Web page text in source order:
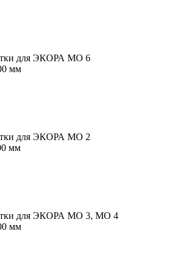
для ЭКОРА МО 6
мм
для ЭКОРА МО 2
мм
для ЭКОРА МО 3, МО 4
мм